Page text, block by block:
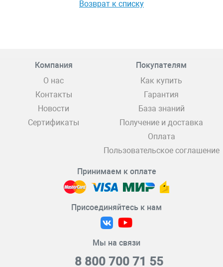
Возврат к списку
Компания
О нас
Контакты
Новости
Сертификаты
Покупателям
Как купить
Гарантия
База знаний
Получение и доставка
Оплата
Пользовательское соглашение
Принимаем к оплате
Присоединяйтесь к нам
Мы на связи
8 800 700 71 55